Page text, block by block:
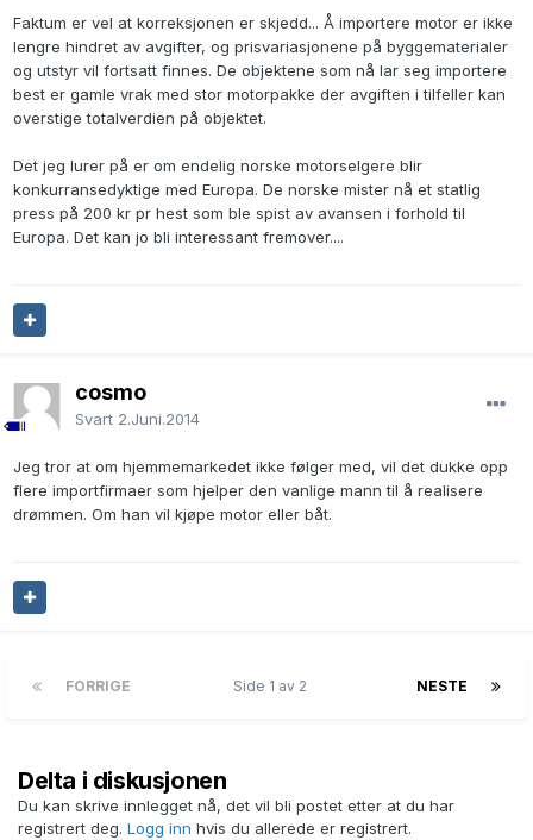
Faktum er vel at korreksjonen er skjedd... Å importere motor er ikke
lengre hindret av avgifter, og prisvariasjonene på byggematerialer
og utstyr vil fortsatt finnes. De objektene som nå lar seg importere
best er gamle vrak med stor motorpakke der avgiften i tilfeller kan
overstige totalverdien på objektet.
Det jeg lurer på er om endelig norske motorselgere blir
konkurransedyktige med Europa. De norske mister nå et statlig
press på 200 kr pr hest som ble spist av avansen i forhold til
Europa. Det kan jo bli interessant fremover....
cosmo
Svart 2.Juni.2014
Jeg tror at om hjemmemarkedet ikke følger med, vil det dukke opp
flere importfirmaer som hjelper den vanlige mann til å realisere
drømmen. Om han vil kjøpe motor eller båt.
FORRIGE NESTE
Side 1 av 2
Delta i diskusjonen
Du kan skrive innlegget nå, det vil bli postet etter at du har
registrert deg. Logg inn hvis du allerede er registrert.